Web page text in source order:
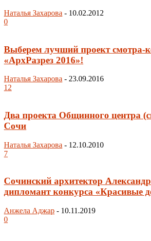
Наталья Захарова - 10.02.2012
0
Выберем лучший проект смотра-
«АрхРазрез 2016»!
Наталья Захарова - 23.09.2016
12
Два проекта Общинного центра
Сочи
Наталья Захарова - 12.10.2010
7
Сочинский архитектор
дипломант конкурса «Красивые
Анжела Аджар - 10.11.2019
0